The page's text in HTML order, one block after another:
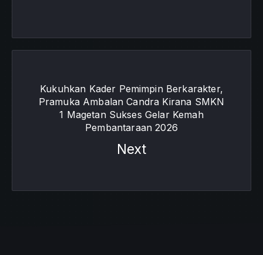
Kukuhkan Kader Pemimpin Berkarakter,
Pramuka Ambalan Candra Kirana SMKN
1 Magetan Sukses Gelar Kemah
Pembantaraan 2026
Next